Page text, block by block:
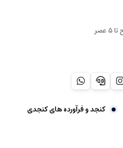
کنجد و فرآورده های کنجدی